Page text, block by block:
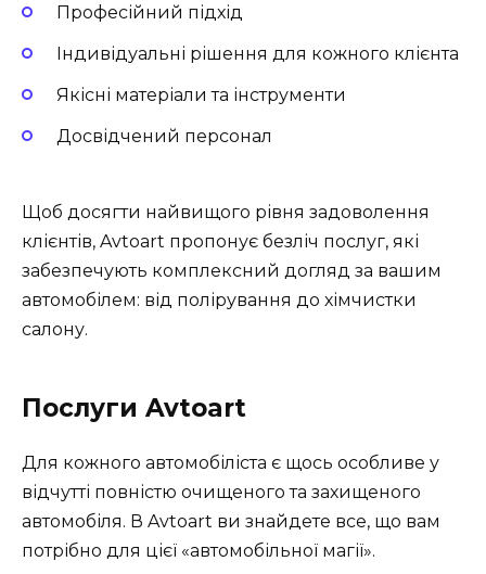
Професійний підхід
Індивідуальні рішення для кожного клієнта
Якісні матеріали та інструменти
Досвідчений персонал
Щоб досягти найвищого рівня задоволення
клієнтів, Avtoart пропонує безліч послуг, які
забезпечують комплексний догляд за вашим
автомобілем: від полірування до хімчистки
салону.
Послуги Avtoart
Для кожного автомобіліста є щось особливе у
відчутті повністю очищеного та захищеного
автомобіля. В Avtoart ви знайдете все, що вам
потрібно для цієї «автомобільної магії».